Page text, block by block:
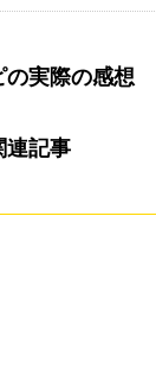
の実際の感想
連記事